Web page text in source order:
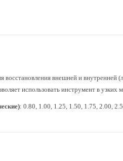
восстановления внешней и внутренней
использовать инструмент в узких
: 0.80, 1.00, 1.25, 1.50, 1.75, 2.00,